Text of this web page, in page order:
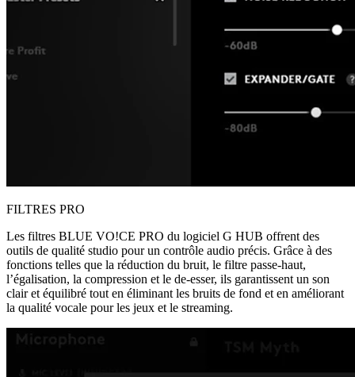
FILTRES PRO
Les filtres BLUE VO!CE PRO du logiciel G HUB offrent des
outils de qualité studio pour un contrôle audio précis. Grâce à des
fonctions telles que la réduction du bruit, le filtre passe-haut,
l’égalisation, la compression et le de-esser, ils garantissent un son
clair et équilibré tout en éliminant les bruits de fond et en améliorant
la qualité vocale pour les jeux et le streaming.